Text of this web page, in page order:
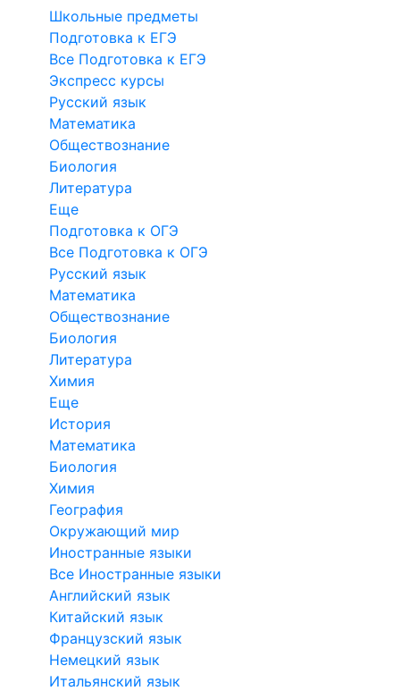
Школьные предметы
Подготовка к ЕГЭ
Все Подготовка к ЕГЭ
Экспресс курсы
Русский язык
Математика
Обществознание
Биология
Литература
Еще
Подготовка к ОГЭ
Все Подготовка к ОГЭ
Русский язык
Математика
Обществознание
Биология
Литература
Химия
Еще
История
Математика
Биология
Химия
География
Окружающий мир
Иностранные языки
Все Иностранные языки
Английский язык
Китайский язык
Французский язык
Немецкий язык
Итальянский язык